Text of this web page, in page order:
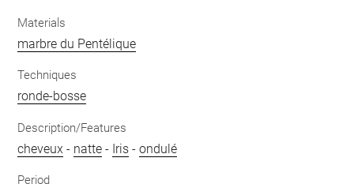
Materials
marbre du Pentélique
Techniques
ronde-bosse
Description/Features
cheveux - natte - Iris -ondulé
Period